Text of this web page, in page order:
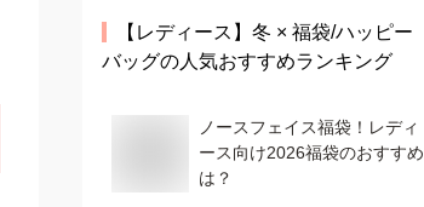
【レディース】 冬 × 福袋/ハッピー
バッグの人気おすすめランキング
ノースフェイス福袋！レディ
ース向け2026福袋のおすすめ
は？